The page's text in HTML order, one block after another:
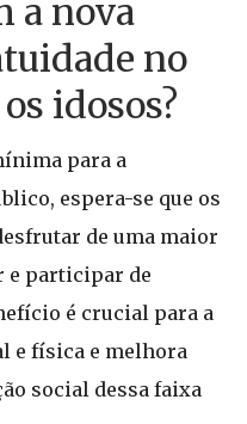
a nova
no
idosos?
para a
espera-se que os
de uma maior
e participar de
é crucial para a
e física e melhora
social dessa faixa